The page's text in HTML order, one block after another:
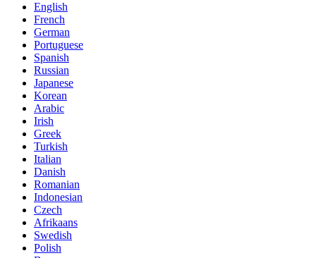
English
French
German
Portuguese
Spanish
Russian
Japanese
Korean
Arabic
Irish
Greek
Turkish
Italian
Danish
Romanian
Indonesian
Czech
Afrikaans
Swedish
Polish